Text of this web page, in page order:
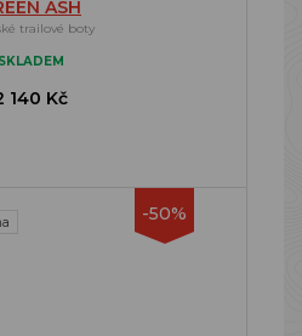
ASH
trailové boty
SKLADEM
140 Kč
-50%